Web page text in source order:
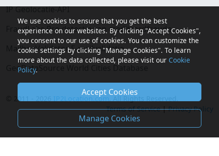
IP Geolocatie-API
FraudLabs Pro detectie van creditcardfraude
MailboxValidator E-mailvalidatie
GeoDataSource World Cities Database
© 2011 - 2026 IP2Location.com
Terms of Service|Privacy Policy
We use cookies to ensure that you get the best
experience on our websites. By clicking "Accept Cookies",
you consent to our use of cookies. You can customize the
cookie settings by clicking "Manage Cookies". To learn
more about the data collected, please visit our Cookie
Policy.
Accept Cookies
Manage Cookies